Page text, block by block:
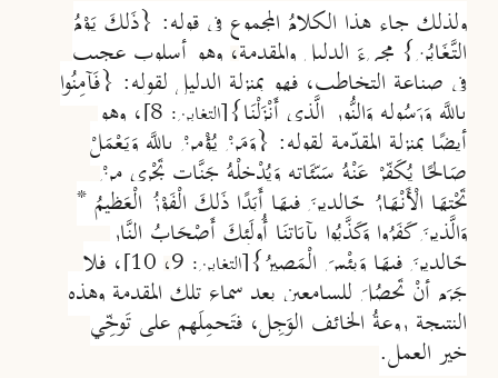
ولذلك جاء هذا الكلامُ المجموع في قوله: {ذَلِكَ يَوْمُ
التَّغَابُنِ} مجيءَ الدليل والمقدمة، وهو أسلوب عجيب
في صناعة التخاطب، فهو بمنزلة الدليل لقوله: {فَآمِنُوا
بِاللَّهِ وَرَسُولِهِ وَالنُّورِ الَّذِي أَنْزَلْنَا}[التغابن: 8] ، وهو
أيضًا بمنزلة المقدّمة لقوله: {وَمَنْ يُؤْمِنْ بِاللَّهِ وَيَعْمَلْ
صَالِحًا يُكَفِّرْ عَنْهُ سَيِّئَاتِهِ وَيُدْخِلْهُ جَنَّاتٍ تَجْرِي مِنْ
تَحْتِهَا الْأَنْهَارُ خَالِدِينَ فِيهَا أَبَدًا ذَلِكَ الْفَوْزُ الْعَظِيمُ *
وَالَّذِينَ كَفَرُوا وَكَذَّبُوا بِآيَاتِنَا أُولَئِكَ أَصْحَابُ النَّارِ
خَالِدِينَ فِيهَا وَبِئْسَ الْمَصِيرُ}[التغابن: 9 ، ، فلا
جَرَم أنْ تَحصُلَ للسامعين بعد سماع تلك المقدمة وهذه
النتيجة روعةُ الخائف الوَجِل، فتَحمِلَهم على تَوخِّي
خير العمل.